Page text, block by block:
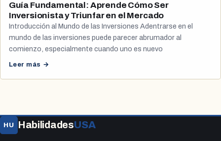
Guía Fundamental: Aprende Cómo Ser
Inversionista y Triunfar en el Mercado
Introducción al Mundo de las Inversiones Adentrarse en el
mundo de las inversiones puede parecer abrumador al
comienzo, especialmente cuando uno es nuevo
Leer más →
HU HabilidadesUSA